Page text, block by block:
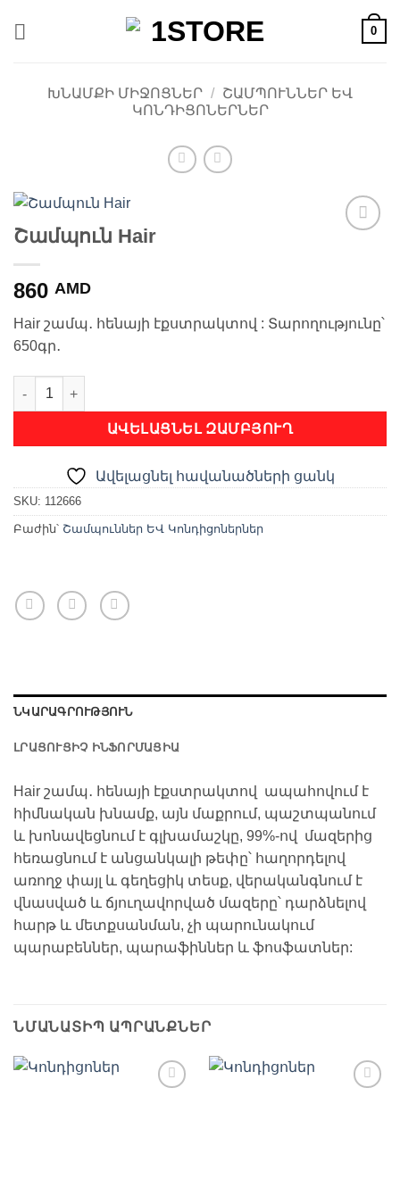
0
ԽՆԱՄՔԻ ՄԻՋՈՑՆԵՐ / ՇԱՄՊՈՒՆՆԵՐ ԵՎ
ԿՈՆԴԻՑՈՆԵՐՆԵՐ
Շամպուն Hair
860 AMD
Hair շամպ․ հենայի էքստրակտով : Տարողությունը՝
650գր․
Շամպուն Hair quantity
ԱՎԵԼԱՑՆԵԼ ԶԱՄԲՅՈՒՂ
Ավելացնել հավանածների ցանկ
SKU: 112666
Բաժին՝ Շամպուններ ԵՎ Կոնդիցոներներ
ՆԿԱՐԱԳՐՈՒԹՅՈՒՆ
ԼՐԱՑՈՒՑԻՉ ԻՆՖՈՐՄԱՑԻԱ
Hair շամպ․ հենայի էքստրակտով ապահովում է
հիմնական խնամք, այն մաքրում, պաշտպանում
և խոնավեցնում է գլխամաշկը, 99%-ով մազերից
հեռացնում է անցանկալի թեփը՝ հաղորդելով
առողջ փայլ և գեղեցիկ տեսք, վերականգնում է
վնասված և ճյուղավորված մազերը՝ դարձնելով
հարթ և մետքսանման, չի պարունակում
պարաբեններ, պարաֆիններ և ֆոսֆատներ:
ՆՄԱՆԱՏԻՊ ԱՊՐԱՆՔՆԵՐ